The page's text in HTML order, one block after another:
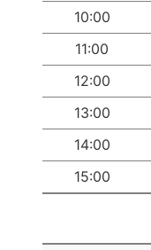
10:00
11:00
12:00
13:00
14:00
15:00